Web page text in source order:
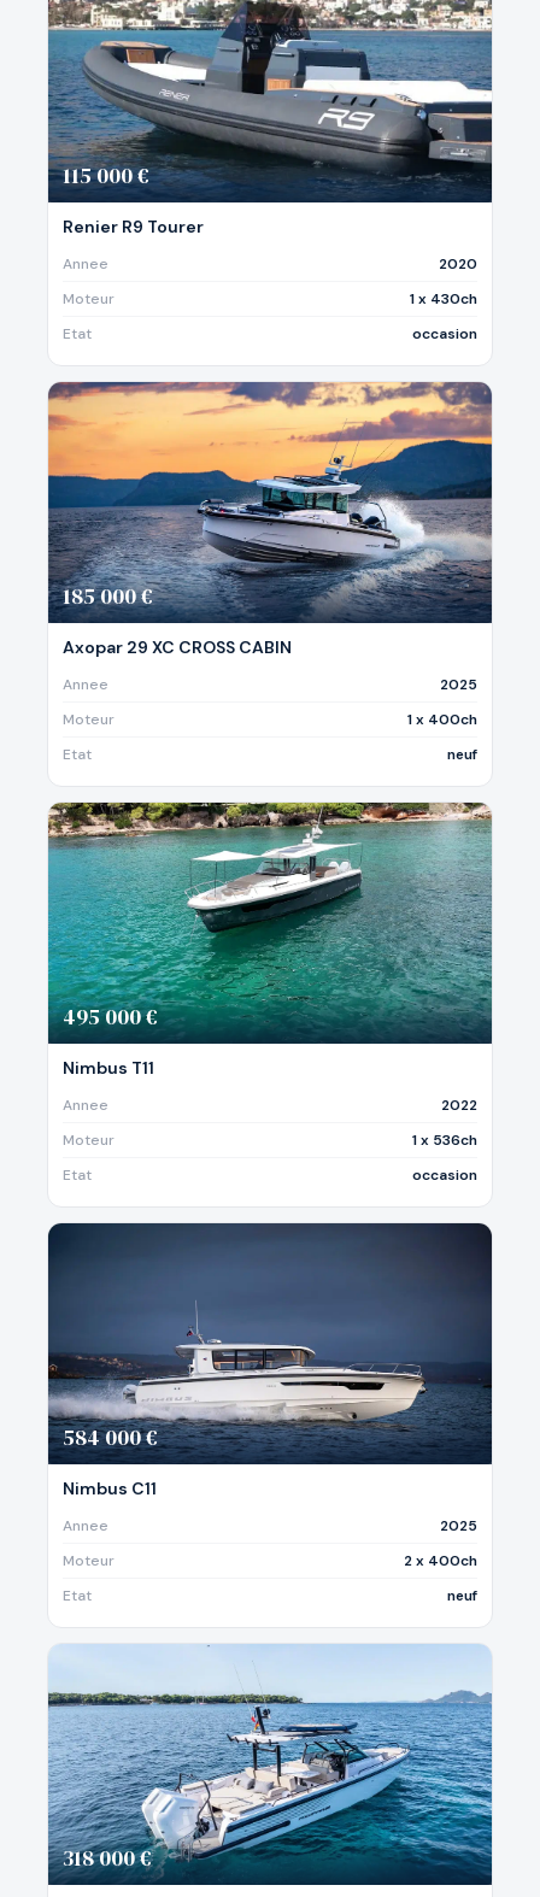
115 000 €
Renier R9 Tourer
Annee
2020
Moteur
1 x 430ch
Etat
occasion
185 000 €
Axopar 29 XC CROSS CABIN
Annee
2025
Moteur
1 x 400ch
Etat
neuf
495 000 €
Nimbus T11
Annee
2022
Moteur
1 x 536ch
Etat
occasion
584 000 €
Nimbus C11
Annee
2025
Moteur
2 x 400ch
Etat
neuf
318 000 €